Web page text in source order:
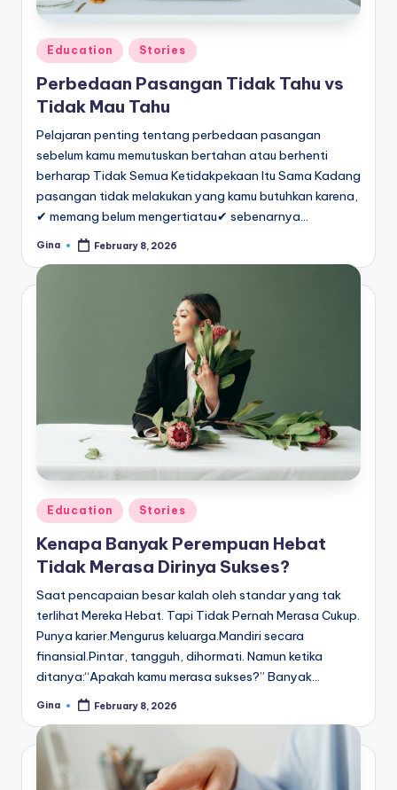
Posted
in
Education Stories
Perbedaan Pasangan Tidak Tahu vs
Tidak Mau Tahu
Pelajaran penting tentang perbedaan pasangan
sebelum kamu memutuskan bertahan atau berhenti
berharap Tidak Semua Ketidakpekaan Itu Sama Kadang
pasangan tidak melakukan yang kamu butuhkan karena,
✔ memang belum mengertiatau✔ sebenarnya…
Posted
Gina February 8, 2026
Posted
in
Education Stories
Kenapa Banyak Perempuan Hebat
Tidak Merasa Dirinya Sukses?
Saat pencapaian besar kalah oleh standar yang tak
terlihat Mereka Hebat. Tapi Tidak Pernah Merasa Cukup.
Punya karier.Mengurus keluarga.Mandiri secara
finansial.Pintar, tangguh, dihormati. Namun ketika
ditanya:“Apakah kamu merasa sukses?” Banyak…
Posted
Gina February 8, 2026